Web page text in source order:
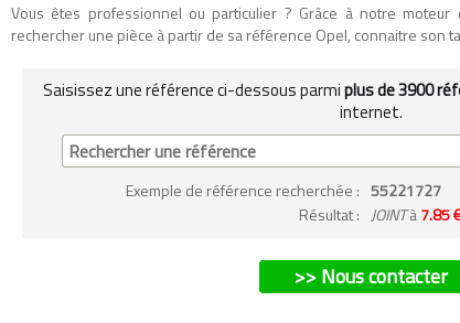
Vous êtes professionnel ou particulier ? Grâce à notre
rechercher une pièce à partir de sa référence Opel, connaitre son
Saisissez une référence ci-dessous parmiplus de 3900
internet.
Exemple de référence recherchée : 55221727
Résultat : JOINTà7.85
>> Nous contacter